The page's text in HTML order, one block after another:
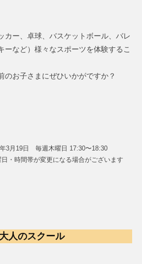
カー、卓球、バスケットボール、バレ
ーなど）様々なスポーツを体験するこ
のお子さまにぜひいかがですか？
3月19日 毎週木曜日 17:30〜18:30
・時間帯が変更になる場合がございます
大人のスクール